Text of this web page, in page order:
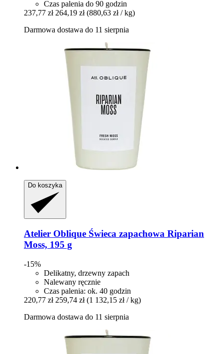
Czas palenia do 90 godzin
237,77 zł 264,19 zł (880,63 zł / kg)
Darmowa dostawa do 11 sierpnia
Do koszyka
Atelier Oblique Świeca zapachowa Riparian
Moss, 195 g
-15%
Delikatny, drzewny zapach
Nalewany ręcznie
Czas palenia: ok. 40 godzin
220,77 zł 259,74 zł (1 132,15 zł / kg)
Darmowa dostawa do 11 sierpnia